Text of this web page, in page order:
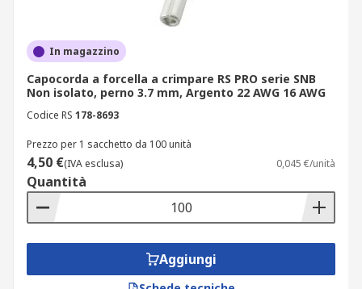
In magazzino
Capocorda a forcella a crimpare RS PRO serie SNB
Non isolato, perno 3.7 mm, Argento 22 AWG 16 AWG
Codice RS 178-8693
Prezzo per 1 sacchetto da 100 unità
4,50 €(IVA esclusa) 0,045 €/unità
Quantità
Aggiungi